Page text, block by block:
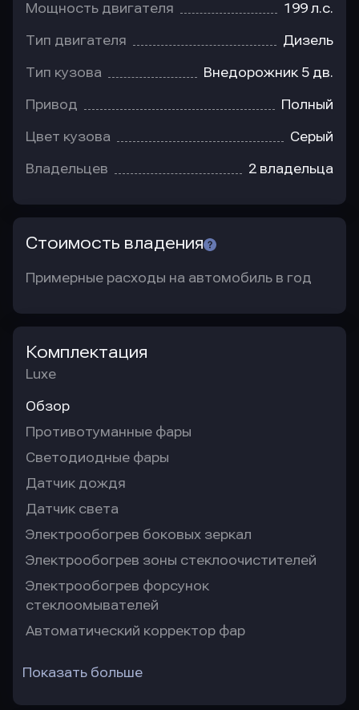
Мощность двигателя 199 л.с.
Тип двигателя Дизель
Тип кузова Внедорожник 5 дв.
Привод Полный
Цвет кузова Серый
Владельцев 2 владельца
Стоимость владения
Примерные расходы на автомобиль в год
Комплектация
Luxe
Обзор
Противотуманные фары
Светодиодные фары
Датчик дождя
Датчик света
Электрообогрев боковых зеркал
Электрообогрев зоны стеклоочистителей
Электрообогрев форсунок
стеклоомывателей
Автоматический корректор фар
Показать больше